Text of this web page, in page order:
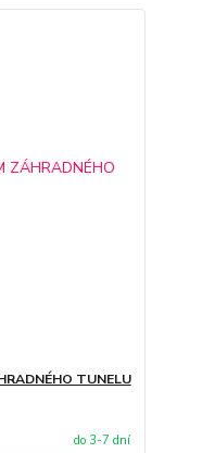
TUNELU
do 3-7 dní